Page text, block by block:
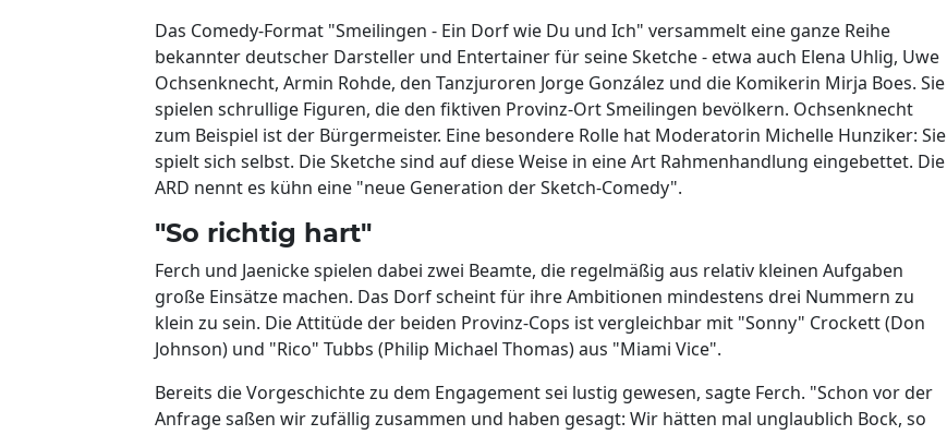
Das Comedy-Format "Smeilingen - Ein Dorf wie Du und Ich" versammelt eine ganze Reihe
bekannter deutscher Darsteller und Entertainer für seine Sketche - etwa auch Elena Uhlig, Uwe
Ochsenknecht, Armin Rohde, den Tanzjuroren Jorge González und die Komikerin Mirja Boes. Sie
spielen schrullige Figuren, die den fiktiven Provinz-Ort Smeilingen bevölkern. Ochsenknecht
zum Beispiel ist der Bürgermeister. Eine besondere Rolle hat Moderatorin Michelle Hunziker: Sie
spielt sich selbst. Die Sketche sind auf diese Weise in eine Art Rahmenhandlung eingebettet. Die
ARD nennt es kühn eine "neue Generation der Sketch-Comedy".
"So richtig hart"
Ferch und Jaenicke spielen dabei zwei Beamte, die regelmäßig aus relativ kleinen Aufgaben
große Einsätze machen. Das Dorf scheint für ihre Ambitionen mindestens drei Nummern zu
klein zu sein. Die Attitüde der beiden Provinz-Cops ist vergleichbar mit "Sonny" Crockett (Don
Johnson) und "Rico" Tubbs (Philip Michael Thomas) aus "Miami Vice".
Bereits die Vorgeschichte zu dem Engagement sei lustig gewesen, sagte Ferch. "Schon vor der
Anfrage saßen wir zufällig zusammen und haben gesagt: Wir hätten mal unglaublich Bock, so